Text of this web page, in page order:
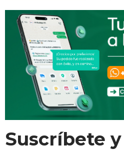
Suscríbete